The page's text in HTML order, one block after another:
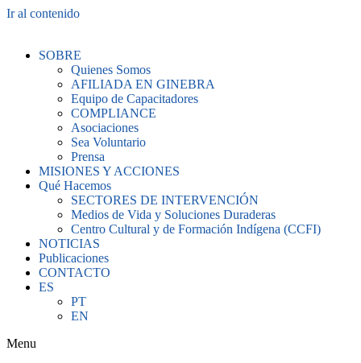
Ir al contenido
SOBRE
Quienes Somos
AFILIADA EN GINEBRA
Equipo de Capacitadores
COMPLIANCE
Asociaciones
Sea Voluntario
Prensa
MISIONES Y ACCIONES
Qué Hacemos
SECTORES DE INTERVENCIÓN
Medios de Vida y Soluciones Duraderas
Centro Cultural y de Formación Indígena (CCFI)
NOTICIAS
Publicaciones
CONTACTO
ES
PT
EN
Menu